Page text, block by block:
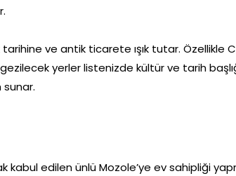
ve antik ticarete ışık tutar. Özellikle
yerler listenizde kültür ve tarih
sunar.
kabul edilen ünlü Mozole’ye ev sahipliği